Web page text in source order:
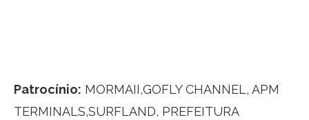
Patrocínio: MORMAII,GOFLY CHANNEL, APM
TERMINALS,SURFLAND, PREFEITURA